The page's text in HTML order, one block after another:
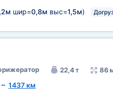
шир=0,8м выс=1,5м)
22,4 т 86
~ 1437 км